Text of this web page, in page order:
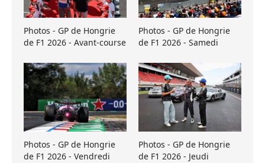
Photos - GP de Hongrie
de F1 2026 - Avant-course
Photos - GP de Hongrie
de F1 2026 - Samedi
Photos - GP de Hongrie
de F1 2026 - Vendredi
Photos - GP de Hongrie
de F1 2026 - Jeudi